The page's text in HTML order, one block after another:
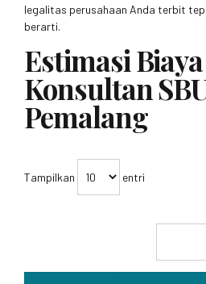
legalitas perusahaan Anda terbit
berarti.
Estimasi Biaya
Konsultan
Pemalang
Tampilkan entri